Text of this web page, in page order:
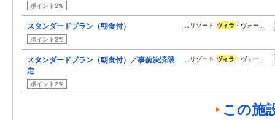
ポイント2%
スタンダードプラン（朝食付）
ポイント2%
…リゾート ヴィラ ・ヴォー…
スタンダードプラン（朝食付）／事前決済限
定
ポイント2%
…リゾート ヴィラ ・ヴォー…
この施